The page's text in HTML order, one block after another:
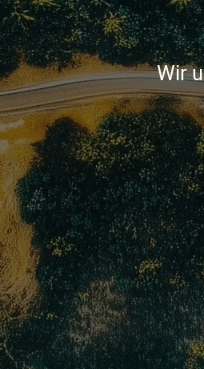
Wir